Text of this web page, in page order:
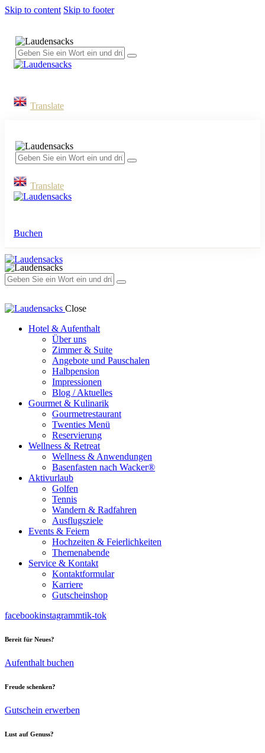
Skip to content Skip to footer
Translate
Translate
Buchen
Close
Hotel & Aufenthalt
Über uns
Zimmer & Suite
Angebote und Pauschalen
Halbpension
Impressionen
Blog / Aktuelles
Gourmet & Kulinarik
Gourmetrestaurant
Twenties Menü
Reservierung
Wellness & Retreat
Wellness & Anwendungen
Basenfasten nach Wacker®
Aktivurlaub
Golfen
Tennis
Wandern & Radfahren
Ausflugsziele
Events & Feiern
Hochzeiten & Feierlichkeiten
Themenabende
Service & Kontakt
Kontaktformular
Karriere
Gutscheinshop
facebookinstagrammtik-tok
Bereit für Neues?
Aufenthalt buchen
Freude schenken?
Gutschein erwerben
Lust auf Genuss?